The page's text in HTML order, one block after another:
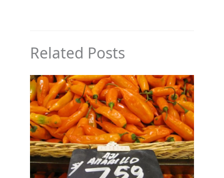
Related Posts